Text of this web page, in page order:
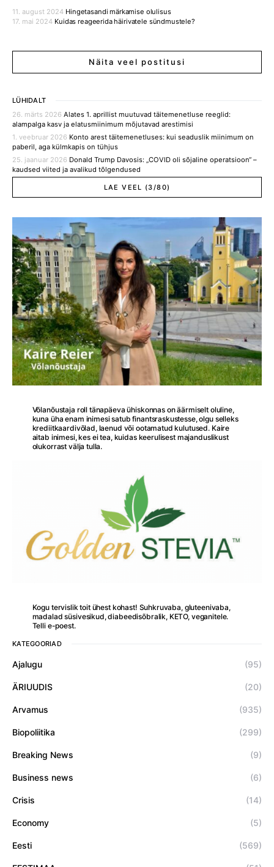
Hingetasandi märkamise olulisus
11. august 2024
Kuidas reageerida häirivatele sündmustele?
17. mai 2024
Näita veel postitusi
LÜHIDALT
26. märts 2026 Alates 1. aprillist muutuvad täitemenetluse reeglid:
alampalga kasv ja elatusmiinimum mõjutavad arestimisi
1. veebruar 2026 Konto arest täitemenetluses: kui seaduslik miinimum on
paberil, aga külmkapis on tühjus
25. jaanuar 2026 Donald Trump Davosis: „COVID oli sõjaline operatsioon“ –
kaudsed viited ja avalikud tõlgendused
LAE VEEL (3/80)
Võlanõustaja roll tänapäeva ühiskonnas on äärmiselt oluline,
kuna üha enam inimesi satub finantsraskustesse, olgu selleks
krediitkaardivõlad, laenud või ootamatud kulutused. Kaire
aitab inimesi, kes ei tea, kuidas keerulisest majanduslikust
olukorrast välja tulla.
Kogu tervislik toit ühest kohast! Suhkruvaba, gluteenivaba,
madalad süsivesikud, diabeedisõbralik, KETO, veganitele.
Telli e-poest.
KATEGOORIAD
Ajalugu (95)
ÄRIUUDIS (20)
Arvamus (935)
Biopoliitika (299)
Breaking News (9)
Business news (6)
Crisis (14)
Economy (5)
Eesti (569)